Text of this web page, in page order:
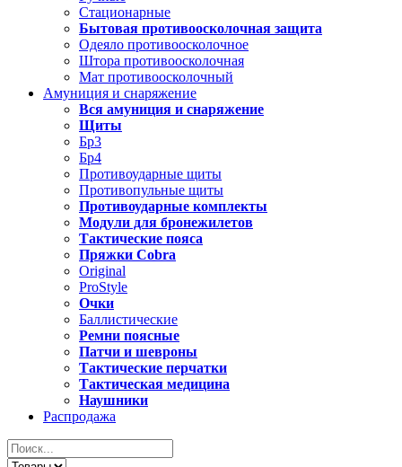
Стационарные
Бытовая противоосколочная защита
Одеяло противоосколочное
Штора противоосколочная
Мат противоосколочный
Амуниция и снаряжение
Вся амуниция и снаряжение
Щиты
Бр3
Бр4
Противоударные щиты
Противопульные щиты
Противоударные комплекты
Модули для бронежилетов
Тактические пояса
Пряжки Cobra
Original
ProStyle
Очки
Баллистические
Ремни поясные
Патчи и шевроны
Тактические перчатки
Тактическая медицина
Наушники
Распродажа